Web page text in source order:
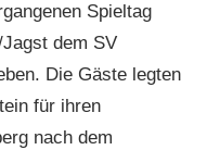
Spieltag
dem SV
Die Gäste legten
für ihren
nach dem